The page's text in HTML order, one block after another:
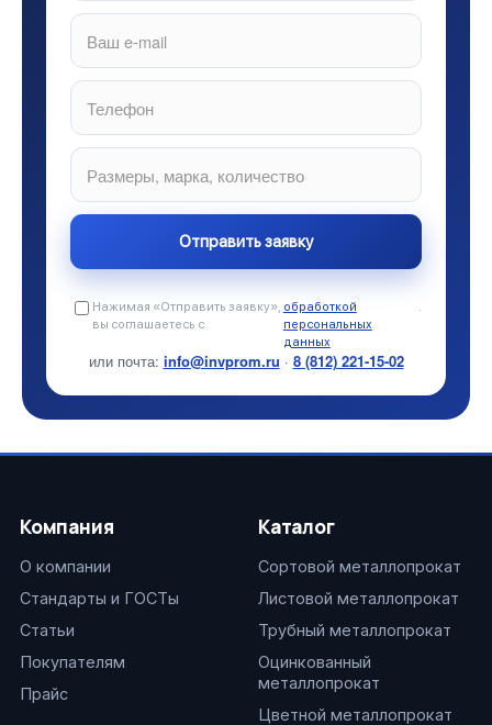
Нажимая «Отправить заявку»,
вы соглашаетесь с
обработкой
персональных
данных
.
или почта: info@invprom.ru · 8 (812) 221-15-02
Компания
О компании
Стандарты и ГОСТы
Статьи
Покупателям
Прайс
Каталог
Сортовой металлопрокат
Листовой металлопрокат
Трубный металлопрокат
Оцинкованный
металлопрокат
Цветной металлопрокат